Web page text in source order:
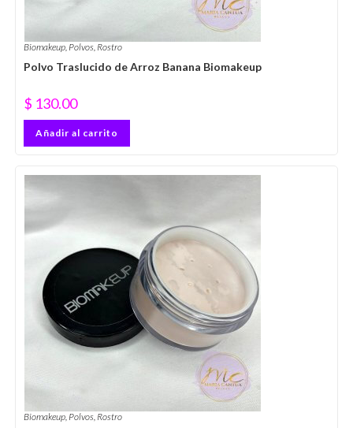
Biomakeup, Polvos, Rostro
Polvo Traslucido de Arroz Banana Biomakeup
$ 130.00
Añadir al carrito
Biomakeup, Polvos, Rostro